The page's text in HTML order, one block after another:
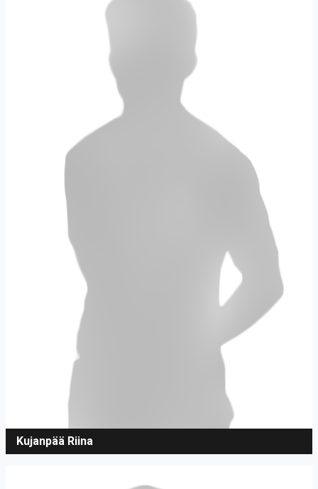
Kujanpää Riina